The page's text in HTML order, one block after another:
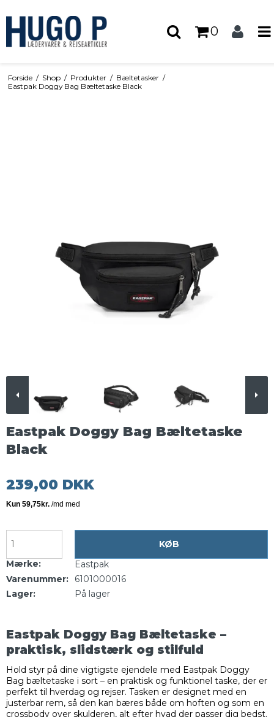
0
Forside / Shop / Produkter / Bæltetasker /
Eastpak Doggy Bag Bæltetaske Black
Eastpak Doggy Bag Bæltetaske
Black
239,00 DKK
KØB
Mærke:
Eastpak
Varenummer:
6101000016
Lager:
På lager
Eastpak Doggy Bag Bæltetaske –
praktisk, slidstærk og stilfuld
Hold styr på dine vigtigste ejendele med Eastpak Doggy
Bag bæltetaske i sort – en praktisk og funktionel taske, der er
perfekt til hverdag og rejser. Tasken er designet med en
justerbar rem, så den kan bæres både om hoften og som en
crossbody over skulderen, alt efter hvad der passer dig bedst.